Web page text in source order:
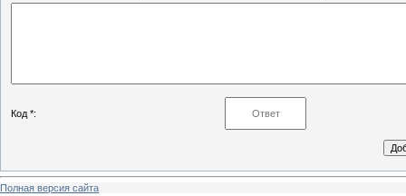
Код *:
Полная версия сайта